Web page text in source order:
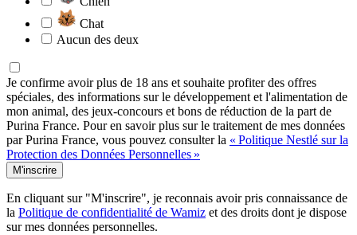
Chat
Aucun des deux
Je confirme avoir plus de 18 ans et souhaite profiter des offres
spéciales, des informations sur le développement et l'alimentation de
mon animal, des jeux-concours et bons de réduction de la part de
Purina France. Pour en savoir plus sur le traitement de mes données
par Purina France, vous pouvez consulter la « Politique Nestlé sur la
Protection des Données Personnelles »
M'inscrire
En cliquant sur "M'inscrire", je reconnais avoir pris connaissance de
la Politique de confidentialité de Wamiz et des droits dont je dispose
sur mes données personnelles.